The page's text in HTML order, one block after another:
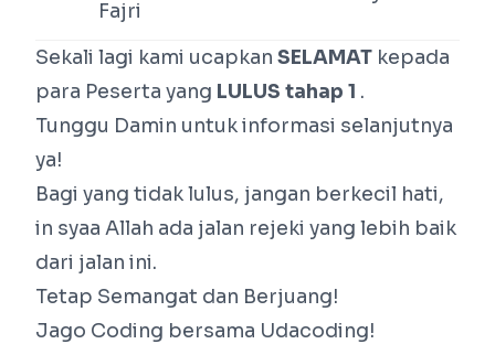
Fajri
Sekali lagi kami ucapkan SELAMAT kepada
para Peserta yang LULUS tahap 1 .
Tunggu Damin untuk informasi selanjutnya
ya!
Bagi yang tidak lulus, jangan berkecil hati,
in syaa Allah ada jalan rejeki yang lebih baik
dari jalan ini.
Tetap Semangat dan Berjuang!
Jago Coding bersama Udacoding!